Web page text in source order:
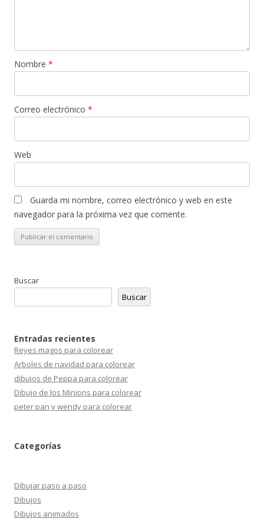
Nombre *
Correo electrónico *
Web
Guarda mi nombre, correo electrónico y web en este
navegador para la próxima vez que comente.
Buscar
Buscar
Entradas recientes
Reyes magos para colorear
Arboles de navidad para colorear
dibujos de Peppa para colorear
Dibujo de los Minions para colorear
peter pan y wendy para colorear
Categorías
Dibujar paso a paso
Dibujos
Dibujos animados